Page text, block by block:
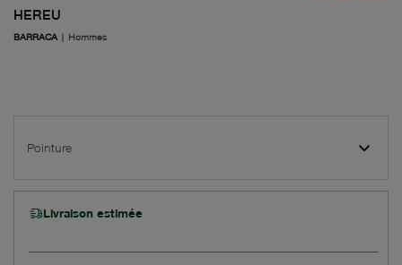
HEREU
BARRACA | Hommes
Pointure
Livraison estimée